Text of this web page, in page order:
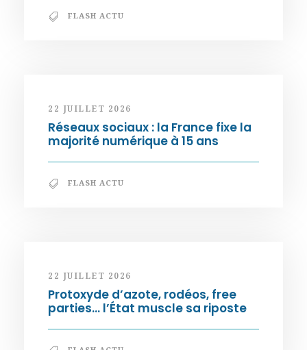
FLASH ACTU
22 JUILLET 2026
Réseaux sociaux : la France fixe la
majorité numérique à 15 ans
FLASH ACTU
22 JUILLET 2026
Protoxyde d’azote, rodéos, free
parties… l’État muscle sa riposte